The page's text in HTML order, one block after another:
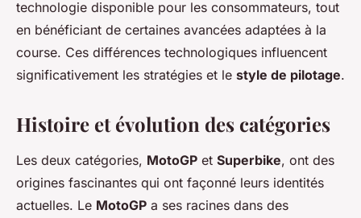
technologie disponible pour les consommateurs, tout
en bénéficiant de certaines avancées adaptées à la
course. Ces différences technologiques influencent
significativement les stratégies et le style de pilotage.
Histoire et évolution des catégories
Les deux catégories, MotoGP et Superbike, ont des
origines fascinantes qui ont façonné leurs identités
actuelles. Le MotoGP a ses racines dans des